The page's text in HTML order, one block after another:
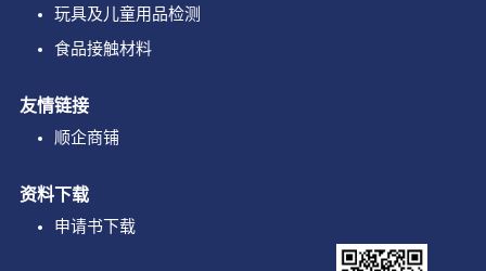
玩具及儿童用品检测
食品接触材料
友情链接
顺企商铺
资料下载
申请书下载